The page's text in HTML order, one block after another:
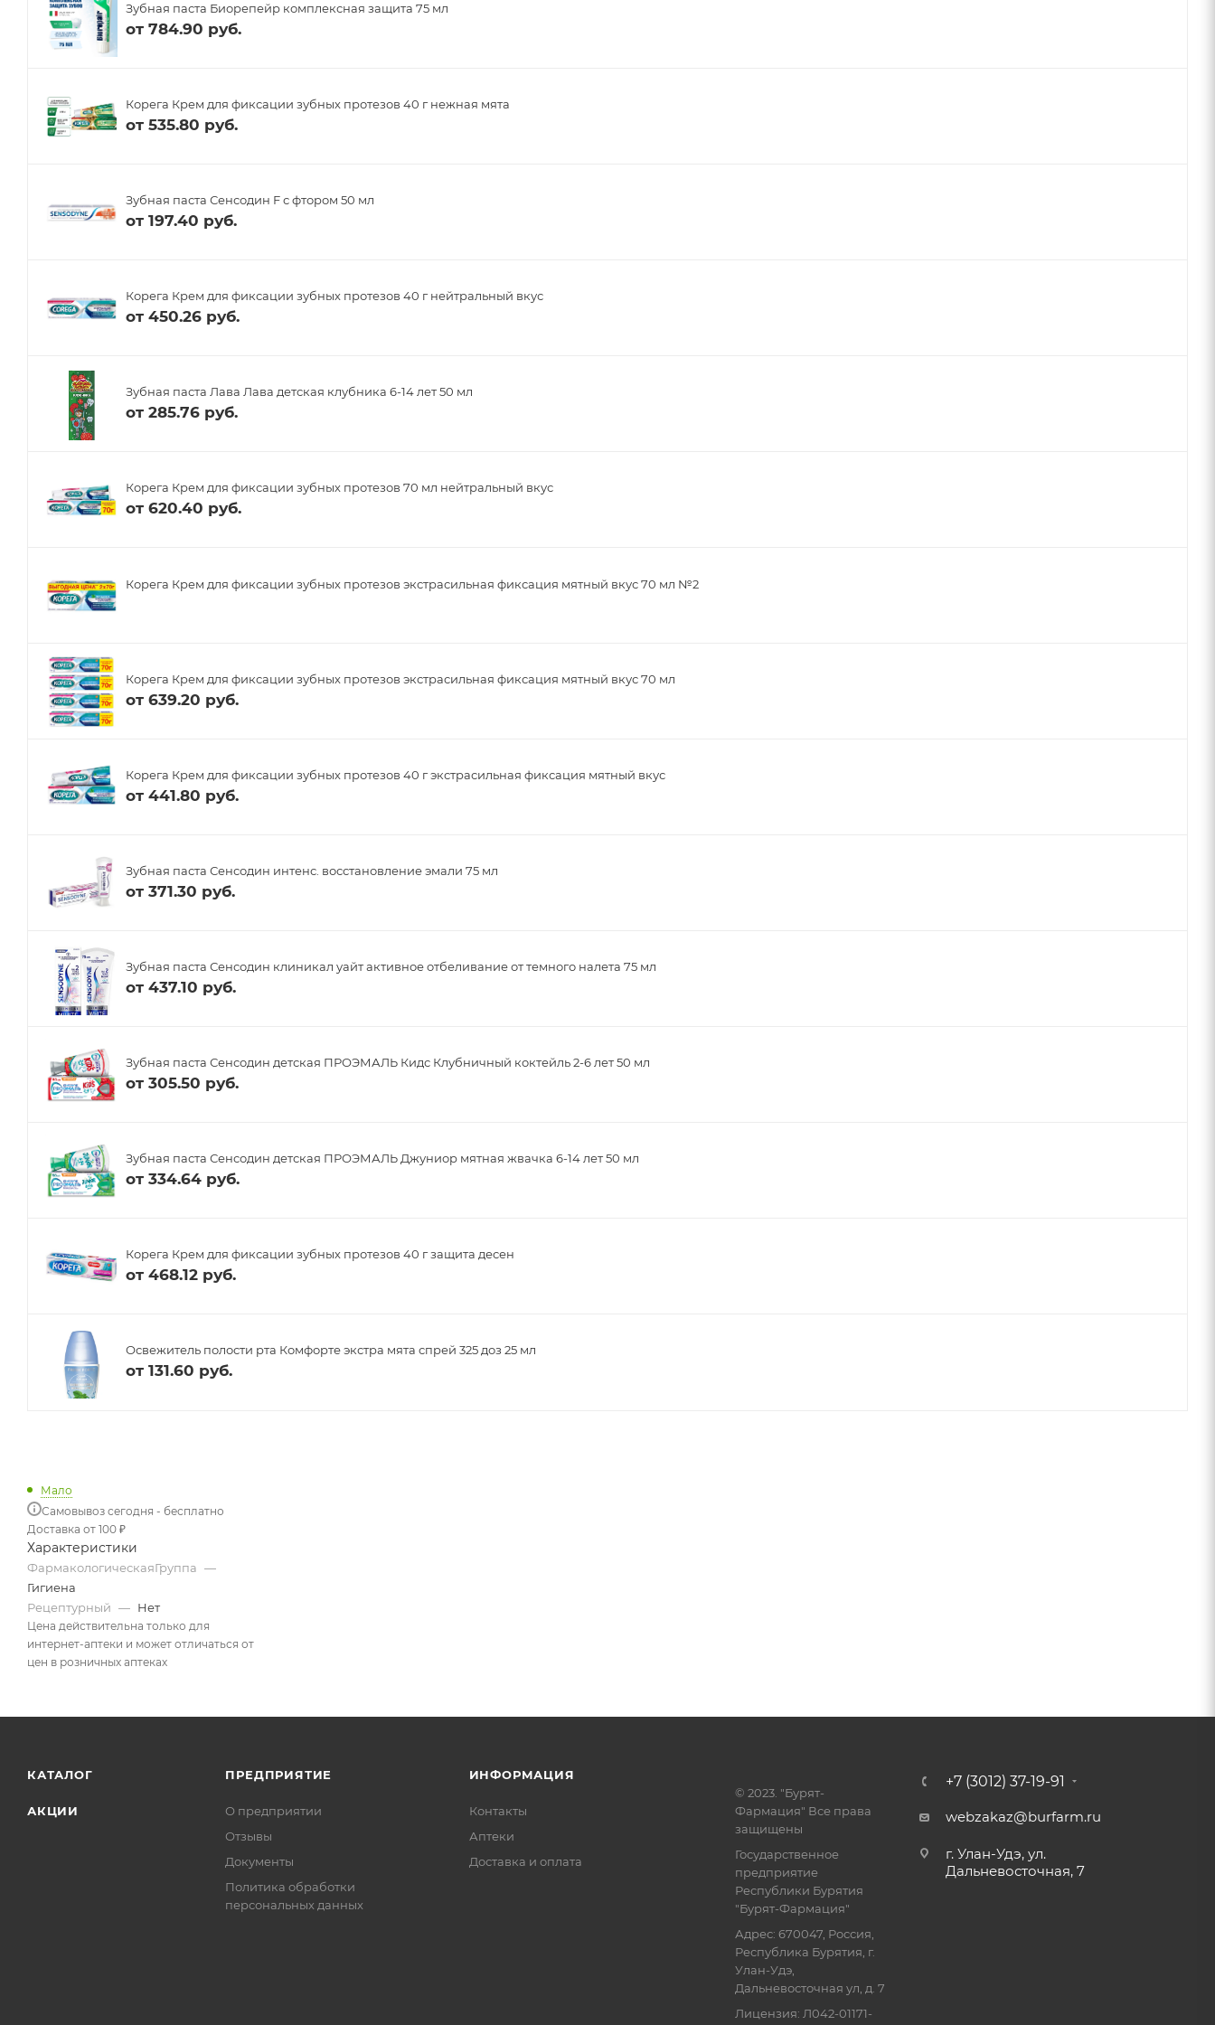
Зубная паста Биорепейр комплексная защита 75 мл
от 784.90 руб.
Корега Крем для фиксации зубных протезов 40 г нежная мята
от 535.80 руб.
Зубная паста Сенсодин F с фтором 50 мл
от 197.40 руб.
Корега Крем для фиксации зубных протезов 40 г нейтральный вкус
от 450.26 руб.
Зубная паста Лава Лава детская клубника 6-14 лет 50 мл
от 285.76 руб.
Корега Крем для фиксации зубных протезов 70 мл нейтральный вкус
от 620.40 руб.
Корега Крем для фиксации зубных протезов экстрасильная фиксация мятный вкус 70 мл №2
Корега Крем для фиксации зубных протезов экстрасильная фиксация мятный вкус 70 мл
от 639.20 руб.
Корега Крем для фиксации зубных протезов 40 г экстрасильная фиксация мятный вкус
от 441.80 руб.
Зубная паста Сенсодин интенс. восстановление эмали 75 мл
от 371.30 руб.
Зубная паста Сенсодин клиникал уайт активное отбеливание от темного налета 75 мл
от 437.10 руб.
Зубная паста Сенсодин детская ПРОЭМАЛЬ Кидс Клубничный коктейль 2-6 лет 50 мл
от 305.50 руб.
Зубная паста Сенсодин детская ПРОЭМАЛЬ Джуниор мятная жвачка 6-14 лет 50 мл
от 334.64 руб.
Корега Крем для фиксации зубных протезов 40 г защита десен
от 468.12 руб.
Освежитель полости рта Комфорте экстра мята спрей 325 доз 25 мл
от 131.60 руб.
Мало
Самовывоз сегодня - бесплатно
Доставка от 100 ₽
Характеристики
ФармакологическаяГруппа —
Гигиена
Рецептурный — Нет
Цена действительна только для
интернет-аптеки и может отличаться от
цен в розничных аптеках
КАТАЛОГ
АКЦИИ
ПРЕДПРИЯТИЕ
О предприятии
Отзывы
Документы
Политика обработки
персональных данных
ИНФОРМАЦИЯ
Контакты
Аптеки
Доставка и оплата
© 2023. "Бурят-
Фармация" Все права
защищены
Государственное
предприятие
Республики Бурятия
"Бурят-Фармация"
Адрес: 670047, Россия,
Республика Бурятия, г.
Улан-Удэ,
Дальневосточная ул, д. 7
Лицензия: Л042-01171-
+7 (3012) 37-19-91
webzakaz@burfarm.ru
г. Улан-Удэ, ул.
Дальневосточная, 7